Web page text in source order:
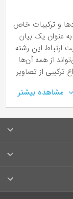
و ترکیبات خاص
به عنوان یک بیان
ارتباط این رشته
از همه آن‌ها
ترکیبی از تصاویر
چهار جهت
است.
تقسیم‌بندی
و
مشاهده بیشتر